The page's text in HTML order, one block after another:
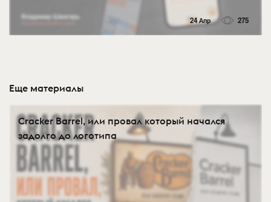
24 Апр 275
Еще материалы
Cracker Barrel, или провал который начался
задолго до логотипа